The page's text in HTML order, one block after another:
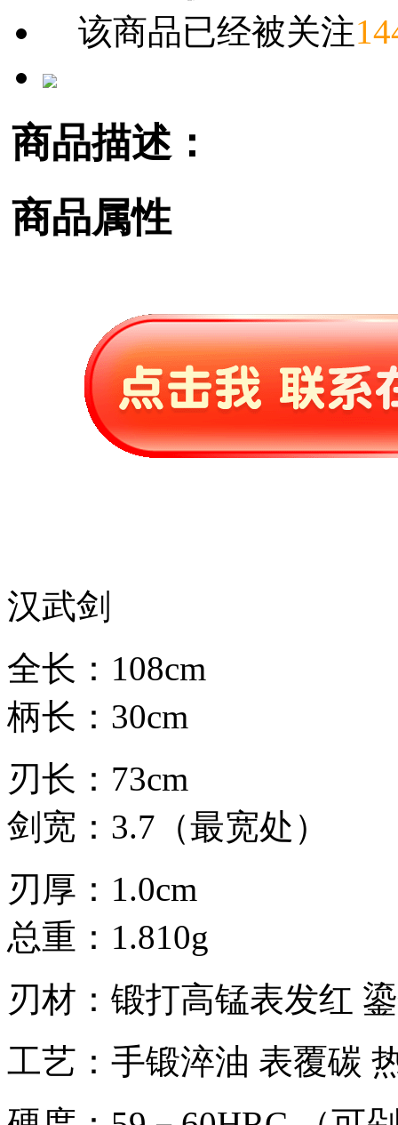
该商品已经被关注
商品描述：
商品属性
汉武剑
全长：108cm
柄长：30cm
刃长：73cm
剑宽：3.7（最宽处）
刃厚：1.0cm
总重：1.810g
刃材：锻打高锰表发红
工艺：手锻淬油 表覆碳